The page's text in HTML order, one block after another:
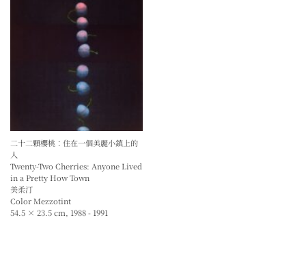
二十二顆櫻桃：住在一個美麗小鎮上的
人
Twenty-Two Cherries: Anyone Lived
in a Pretty How Town
美柔汀
Color Mezzotint
54.5 × 23.5 cm, 1988 - 1991